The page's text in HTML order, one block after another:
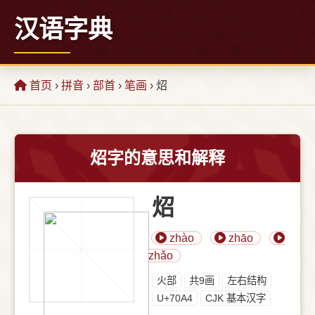
汉语字典
首页 › 拼音 › 部首 › 笔画 › 炤
炤字的意思和解释
炤
zhào
zhāo
zhǎo
⽕部 共9画
左右结构
U+70A4
CJK 基本汉字